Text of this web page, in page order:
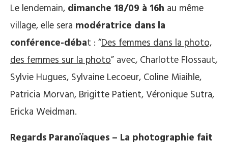
Le lendemain, dimanche 18/09 à 16h au même
village, elle sera modératrice dans la
conférence-débat : “Des femmes dans la photo,
des femmes sur la photo” avec, Charlotte Flossaut,
Sylvie Hugues, Sylvaine Lecoeur, Coline Miaihle,
Patricia Morvan, Brigitte Patient,Véronique Sutra,
Ericka Weidman.
Regards Paranoïaques – La photographie fait